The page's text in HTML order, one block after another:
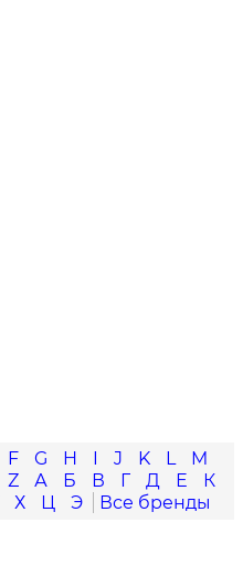
F G H I J K L
M
Z А Б В Г Д Е
К
Х Ц Э